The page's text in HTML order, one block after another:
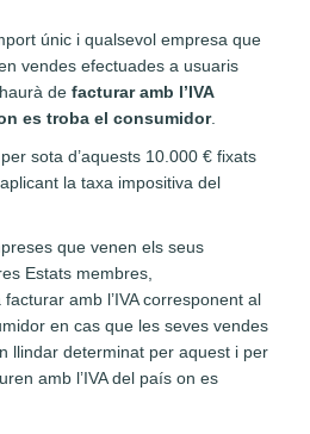
únic i qualsevol empresa que
vendes efectuades a usuaris
de facturar amb l’IVA
es troba el consumidor.
sota d’aquests 10.000 € fixats
la taxa impositiva del
que venen els seus
Estats membres,
amb l’IVA corresponent al
en cas que les seves vendes
llindar determinat per aquest i per
amb l’IVA del país on es